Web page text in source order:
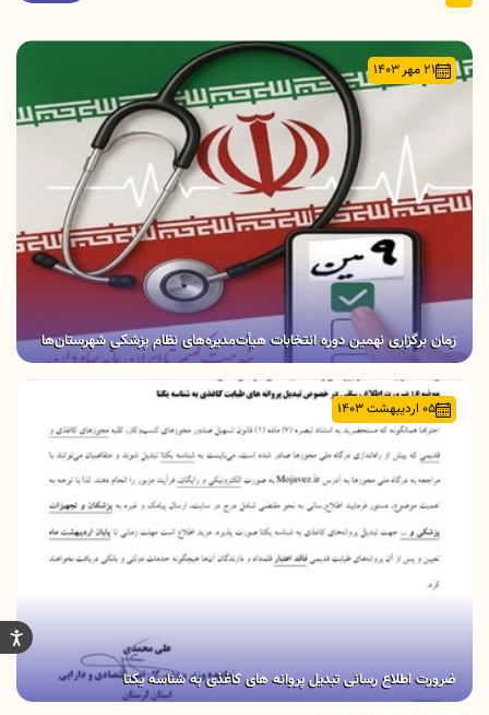
21 مهر 1403
زمان برگزاری نهمین دوره انتخابات هیأت‌مدیره‌های نظام پزشکی شهرستان‌ها
05 اردیبهشت 1403
ضرورت اطلاع رسانی تبدیل پروانه های کاغذی به شناسه یکتا